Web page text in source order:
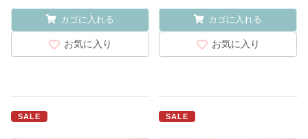
カゴに入れる
お気に入り
カゴに入れる
お気に入り
SALE SALE